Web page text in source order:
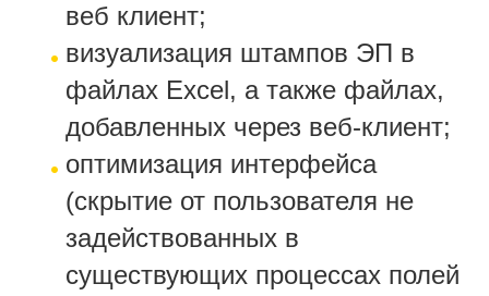
веб клиент;
визуализация штампов ЭП в
файлах Excel, а также файлах,
добавленных через веб-клиент;
оптимизация интерфейса
(скрытие от пользователя не
задействованных в
существующих процессах полей